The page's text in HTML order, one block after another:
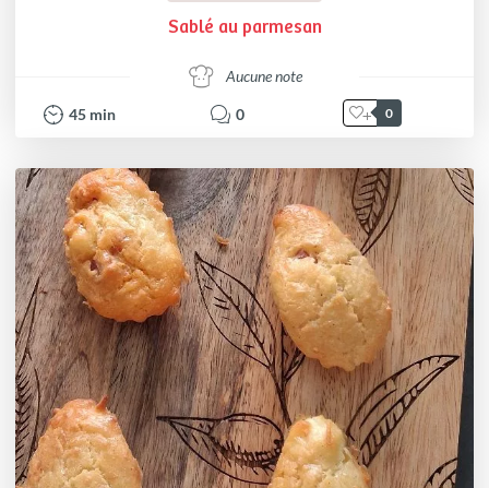
Sablé au parmesan
Aucune note
45 min 0 0